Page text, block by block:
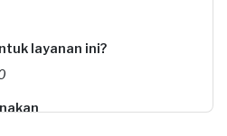
layanan ini?